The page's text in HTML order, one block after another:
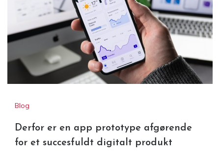
kan være forskellig
Blog
Derfor er en app prototype afgørende
for et succesfuldt digitalt produkt